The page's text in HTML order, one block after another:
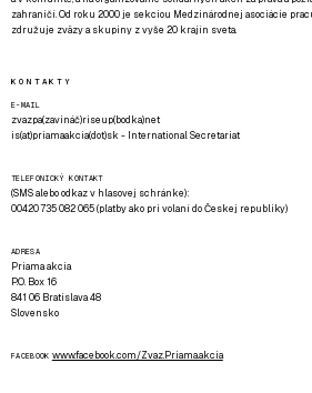
zahraničí. Od roku 2000 je sekciou Medzinárodnej asociácie
združuje zväzy a skupiny z vyše 20 krajín sveta.
KONTAKTY
E-MAIL
zvazpa(zavináč)riseup(bodka)net
is(at)priamaakcia(dot)sk - International Secretariat
TELEFONICKÝ KONTAKT
(SMS alebo odkaz v hlasovej schránke):
00420 735 082 065 (platby ako pri volaní do Českej republiky)
ADRESA
Priama akcia
P.O. Box 16
841 06 Bratislava 48
Slovensko
FACEBOOK www.facebook.com/Zvaz.Priama.akcia